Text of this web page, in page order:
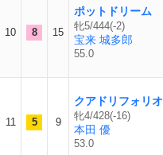
10 8 15
ポットドリーム
牝5/444(-2)
宝来 城多郎
55.0
11 5 9
クアドリフォリオ
牝4/428(-16)
本田 優
53.0